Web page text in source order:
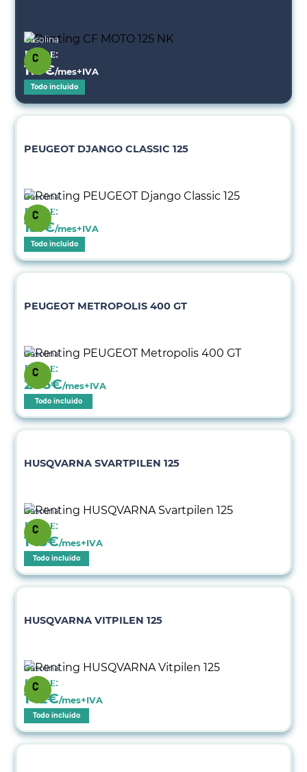
Gasolina
Desde:
115€/mes+IVA
Todo incluido
PEUGEOT DJANGO CLASSIC 125
Gasolina
Desde:
131€/mes+IVA
Todo incluido
PEUGEOT METROPOLIS 400 GT
Gasolina
Desde:
206€/mes+IVA
Todo incluido
HUSQVARNA SVARTPILEN 125
Gasolina
Desde:
143€/mes+IVA
Todo incluido
HUSQVARNA VITPILEN 125
Gasolina
Desde:
142€/mes+IVA
Todo incluido